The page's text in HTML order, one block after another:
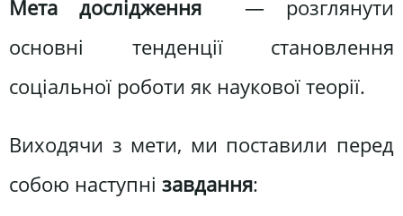
Мета дослідження — розглянути
основні тенденції становлення
соціальної роботи як наукової теорії.
Виходячи з мети, ми поставили перед
собою наступні завдання: